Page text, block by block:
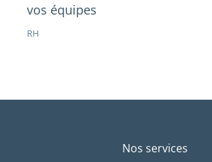
vos équipes
RH
Nos services